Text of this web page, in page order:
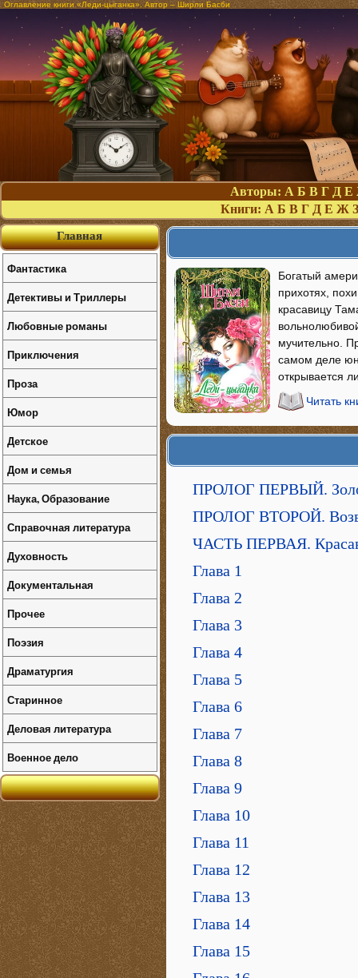
Оглавление книги «Леди-цыганка». Автор – Ширли Басби
Авторы: А Б В Г Д Е
Книги: А Б В Г Д Е Ж З
Богатый
прихотях,
красавицу
мучительно.
самом деле
открывается
Читать
ПРОЛОГ ПЕРВЫЙ.
ПРОЛОГ ВТОРОЙ.
ЧАСТЬ ПЕРВАЯ.
Глава 1
Глава 2
Глава 3
Глава 4
Глава 5
Глава 6
Глава 7
Глава 8
Глава 9
Глава 10
Глава 11
Глава 12
Глава 13
Глава 14
Глава 15
Главная
Фантастика
Детективы и Триллеры
Любовные романы
Приключения
Проза
Юмор
Детское
Дом и семья
Наука, Образование
Справочная литература
Духовность
Документальная
Прочее
Поэзия
Драматургия
Старинное
Деловая литература
Военное дело